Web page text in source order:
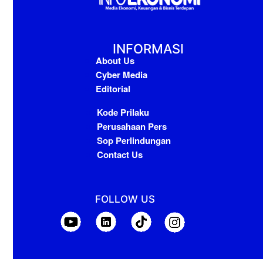
INFORMASI
About Us
Cyber Media
Editorial
Kode Prilaku
Perusahaan Pers
Sop Perlindungan
Contact Us
FOLLOW US